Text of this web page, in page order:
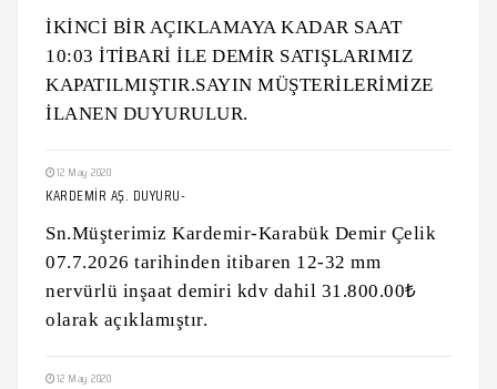
İKİNCİ BİR AÇIKLAMAYA KADAR SAAT
10:03 İTİBARİ İLE DEMİR SATIŞLARIMIZ
KAPATILMIŞTIR.SAYIN MÜŞTERİLERİMİZE
İLANEN DUYURULUR.
12 May 2020
KARDEMİR AŞ. DUYURU-
Sn.Müşterimiz Kardemir-Karabük Demir Çelik
07.7.2026 tarihinden itibaren 12-32 mm
nervürlü inşaat demiri kdv dahil 31.800.00₺
olarak açıklamıştır.
12 May 2020